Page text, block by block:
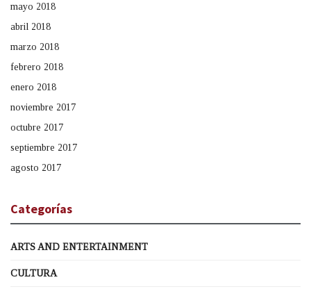
mayo 2018
abril 2018
marzo 2018
febrero 2018
enero 2018
noviembre 2017
octubre 2017
septiembre 2017
agosto 2017
Categorías
ARTS AND ENTERTAINMENT
CULTURA